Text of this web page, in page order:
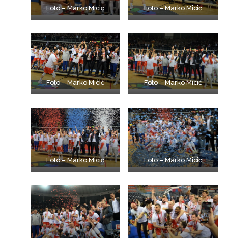
Foto – Marko Micić Foto – Marko Micić
Foto – Marko Micić Foto – Marko Micić
Foto – Marko Micić Foto – Marko Micić